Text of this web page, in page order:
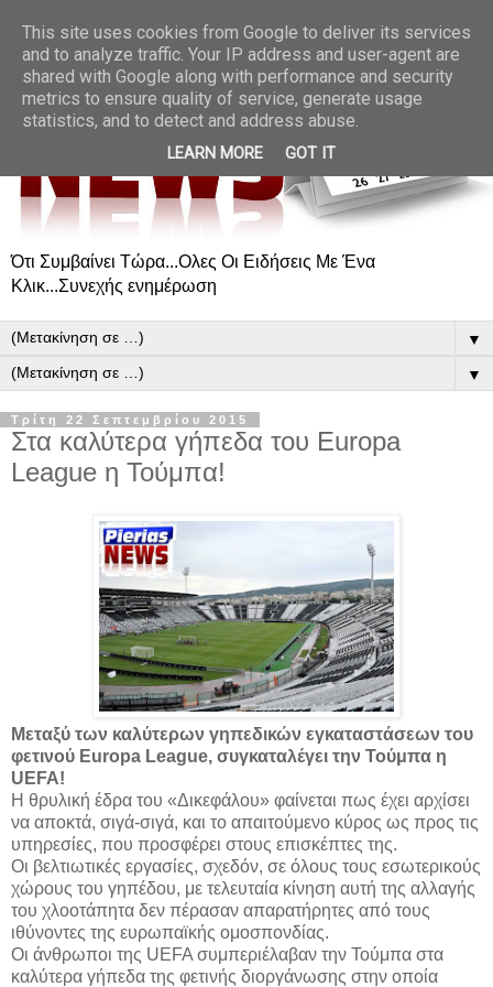
Ότι Συμβαίνει Τώρα...Ολες Οι Ειδήσεις Με Ένα
Κλικ...Συνεχής ενημέρωση
▼
▼
Τρίτη 22 Σεπτεμβρίου 2015
Στα καλύτερα γήπεδα του Europa
League η Τούμπα!
Μεταξύ των καλύτερων γηπεδικών εγκαταστάσεων του
φετινού Europa League, συγκαταλέγει την Τούμπα η
UEFA!
Η θρυλική έδρα του «Δικεφάλου» φαίνεται πως έχει αρχίσει
να αποκτά, σιγά-σιγά, και το απαιτούμενο κύρος ως προς τις
υπηρεσίες, που προσφέρει στους επισκέπτες της.
Οι βελτιωτικές εργασίες, σχεδόν, σε όλους τους εσωτερικούς
χώρους του γηπέδου, με τελευταία κίνηση αυτή της αλλαγής
του χλοοτάπητα δεν πέρασαν απαρατήρητες από τους
ιθύνοντες της ευρωπαϊκής ομοσπονδίας.
Οι άνθρωποι της UEFA συμπεριέλαβαν την Τούμπα στα
καλύτερα γήπεδα της φετινής διοργάνωσης στην οποία
This site uses cookies from Google to deliver its services
and to analyze traffic. Your IP address and user-agent are
shared with Google along with performance and security
metrics to ensure quality of service, generate usage
statistics, and to detect and address abuse.
LEARN MORE GOT IT